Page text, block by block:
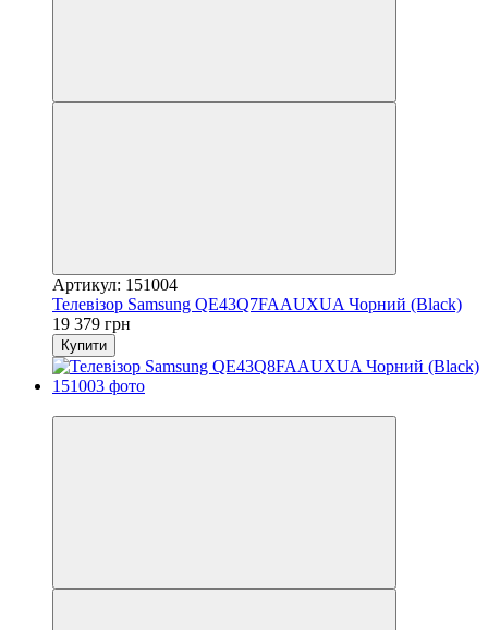
Артикул: 151004
Телевізор Samsung QE43Q7FAAUXUA Чорний (Black)
19 379 грн
Купити